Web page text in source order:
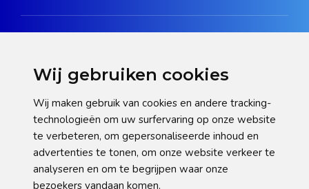
Wij gebruiken cookies
Wij maken gebruik van cookies en andere tracking-
technologieën om uw surfervaring op onze website
te verbeteren, om gepersonaliseerde inhoud en
advertenties te tonen, om onze website verkeer te
analyseren en om te begrijpen waar onze
bezoekers vandaan komen.
Privacy verklaring
Cookie statement
Pas hier uw cookie-instellingen aan